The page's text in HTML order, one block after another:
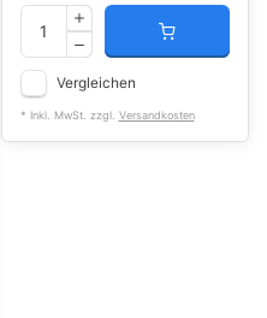
Vergleichen
* Inkl. MwSt. zzgl. Versandkosten